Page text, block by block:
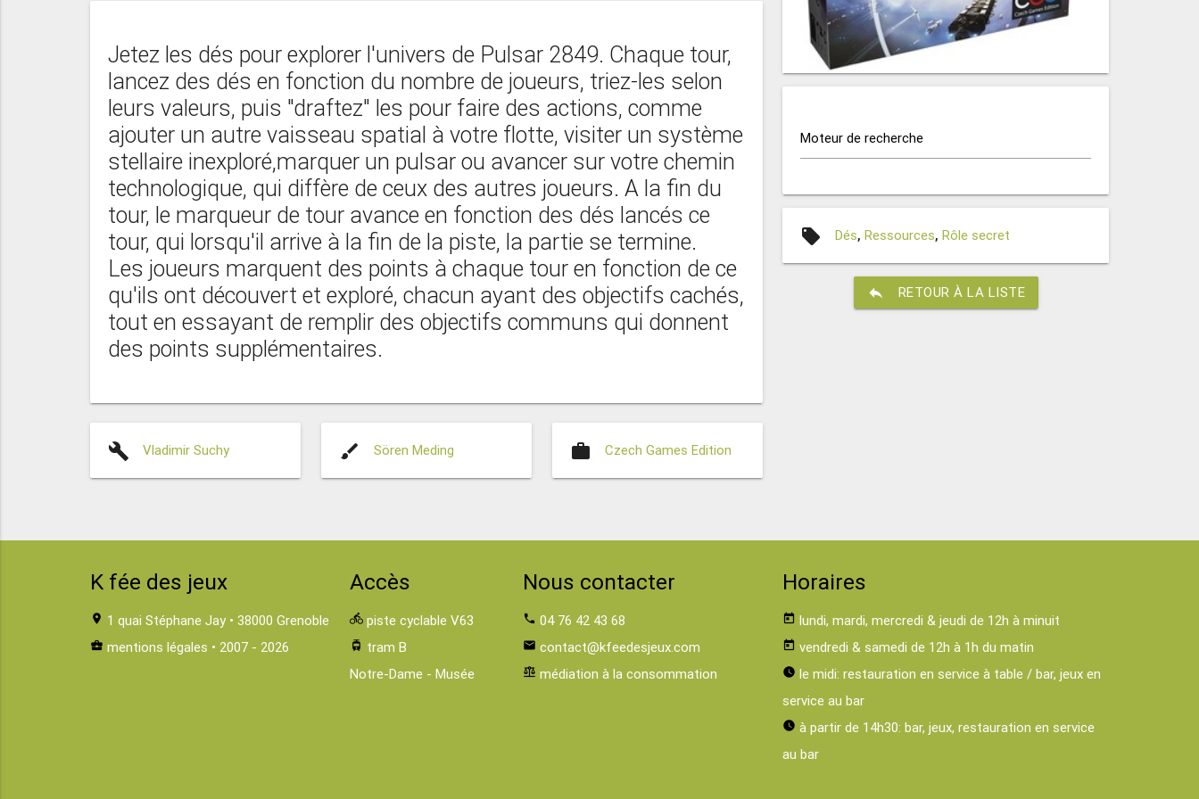
Jetez les dés pour explorer l'univers de Pulsar 2849. Chaque tour,
lancez des dés en fonction du nombre de joueurs, triez-les selon
leurs valeurs, puis "draftez" les pour faire des actions, comme
ajouter un autre vaisseau spatial à votre flotte, visiter un système
stellaire inexploré,marquer un pulsar ou avancer sur votre chemin
technologique, qui diffère de ceux des autres joueurs. A la fin du
tour, le marqueur de tour avance en fonction des dés lancés ce
tour, qui lorsqu'il arrive à la fin de la piste, la partie se termine.
Les joueurs marquent des points à chaque tour en fonction de ce
qu'ils ont découvert et exploré, chacun ayant des objectifs cachés,
tout en essayant de remplir des objectifs communs qui donnent
des points supplémentaires.
build Vladimir Suchy brush Sören Meding work Czech Games Edition
Moteur de recherche
local_offer Dés,Ressources,Rôle secret
reply RETOUR À LA LISTE
K fée des jeux
location_on 1 quai Stéphane Jay • 38000 Grenoble
business_center mentions légales • 2007 - 2026
Accès
directions_bike piste cyclable V63
tram tram B
Notre-Dame - Musée
Nous contacter
phone 04 76 42 43 68
email contact@kfeedesjeux.com
balance médiation à la consommation
Horaires
today lundi, mardi, mercredi & jeudi de 12h à minuit
today vendredi & samedi de 12h à 1h du matin
watch_later le midi: restauration en service à table / bar, jeux en
service au bar
watch_later à partir de 14h30: bar, jeux, restauration en service
au bar